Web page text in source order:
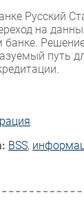
Русский
на
путь
BSS,